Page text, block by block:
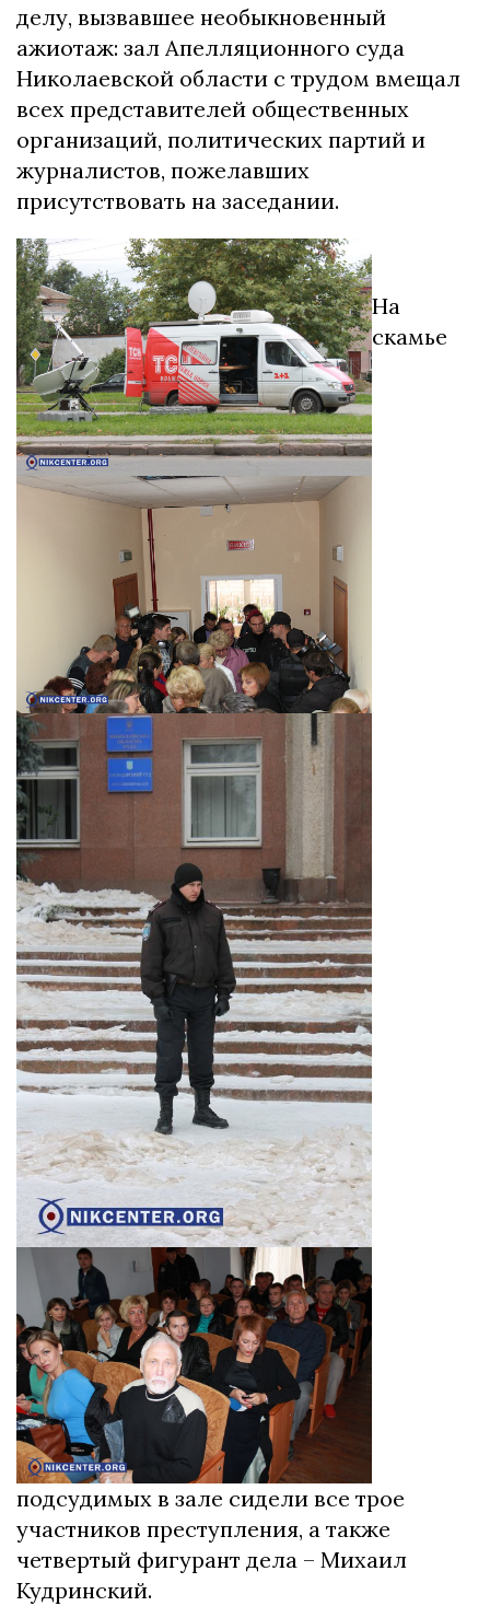
делу, вызвавшее необыкновенный
ажиотаж: зал Апелляционного суда
Николаевской области с трудом вмещал
всех представителей общественных
организаций, политических партий и
журналистов, пожелавших
присутствовать на заседании.
На
скамье
подсудимых в зале сидели все трое
участников преступления, а также
четвертый фигурант дела – Михаил
Кудринский.